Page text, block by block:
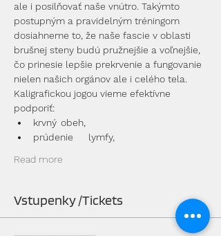
ale i posilňovať naše vnútro. Takýmto
postupným a pravidelným tréningom
dosiahneme to, že naše fascie v oblasti
brušnej steny budú pružnejšie a voľnejšie,
čo prinesie lepšie prekrvenie a fungovanie
nielen našich orgánov ale i celého tela.
Kaligrafickou jogou vieme efektívne
podporiť:
krvný 	obeh,
prúdenie 	lymfy,
Read more
Vstupenky /Tickets